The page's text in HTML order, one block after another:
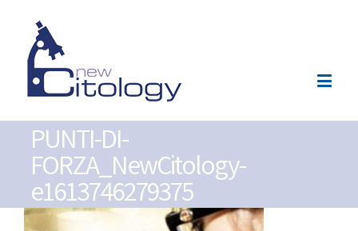
PUNTI-DI-
FORZA_NewCitology-
e1613746279375